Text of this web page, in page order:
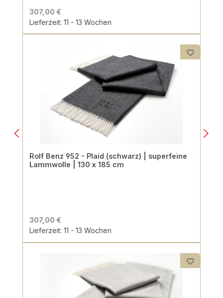
307,00 €
Lieferzeit: 11 - 13 Wochen
Rolf Benz 952 - Plaid (schwarz) | superfeine
Lammwolle | 130 x 185 cm
307,00 €
Lieferzeit: 11 - 13 Wochen